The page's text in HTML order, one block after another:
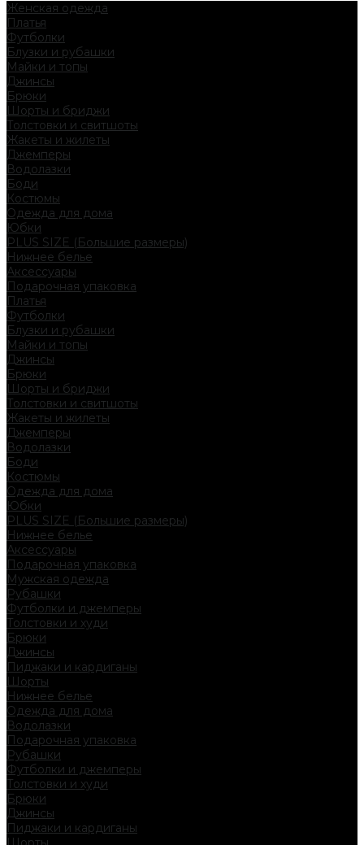
Женская одежда
Платья
Футболки
Блузки и рубашки
Майки и топы
Джинсы
Брюки
Шорты и бриджи
Толстовки и свитшоты
Жакеты и жилеты
Джемперы
Водолазки
Боди
Костюмы
Одежда для дома
Юбки
PLUS SIZE (Большие размеры)
Нижнее белье
Аксессуары
Подарочная упаковка
Платья
Футболки
Блузки и рубашки
Майки и топы
Джинсы
Брюки
Шорты и бриджи
Толстовки и свитшоты
Жакеты и жилеты
Джемперы
Водолазки
Боди
Костюмы
Одежда для дома
Юбки
PLUS SIZE (Большие размеры)
Нижнее белье
Аксессуары
Подарочная упаковка
Мужская одежда
Рубашки
Футболки и джемперы
Толстовки и худи
Брюки
Джинсы
Пиджаки и кардиганы
Шорты
Нижнее белье
Одежда для дома
Водолазки
Подарочная упаковка
Рубашки
Футболки и джемперы
Толстовки и худи
Брюки
Джинсы
Пиджаки и кардиганы